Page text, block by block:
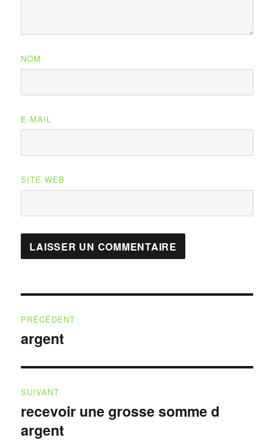
NOM
E-MAIL
SITE WEB
de
PRÉCÉDENT
Publication
argent
SUIVANT
Publication
suivante :
recevoir une grosse somme d
argent